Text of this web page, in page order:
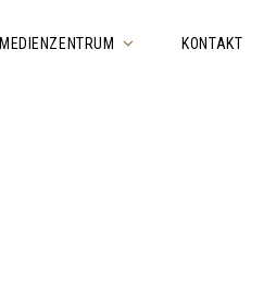
MEDIENZENTRUM KONTAKT